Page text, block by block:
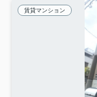
賃貸マンション